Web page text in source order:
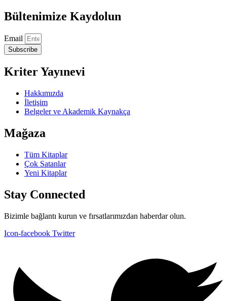
Bültenimize Kaydolun
Email
Subscribe
Kriter Yayınevi
Hakkımızda
İletişim
Belgeler ve Akademik Kaynakça
Mağaza
Tüm Kitaplar
Çok Satanlar
Yeni Kitaplar
Stay Connected
Bizimle bağlantı kurun ve fırsatlarımızdan haberdar olun.
Icon-facebook Twitter